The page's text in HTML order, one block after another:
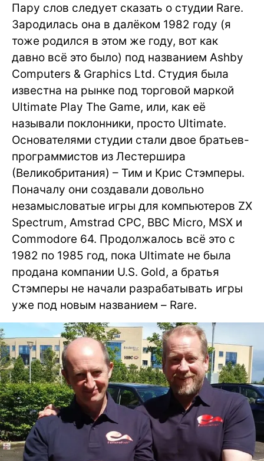
Пару слов следует сказать о студии Rare.
Зародилась она в далёком 1982 году (я
тоже родился в этом же году, вот как
давно всё это было) под названием Ashby
Computers & Graphics Ltd. Студия была
известна на рынке под торговой маркой
Ultimate Play The Game, или, как её
называли поклонники, просто Ultimate.
Основателями студии стали двое братьев-
программистов из Лестершира
(Великобритания) – Тим и Крис Стэмперы.
Поначалу они создавали довольно
незамысловатые игры для компьютеров ZX
Spectrum, Amstrad CPC, BBC Micro, MSX и
Commodore 64. Продолжалось всё это с
1982 по 1985 год, пока Ultimate не была
продана компании U.S. Gold, а братья
Стэмперы не начали разрабатывать игры
уже под новым названием – Rare.